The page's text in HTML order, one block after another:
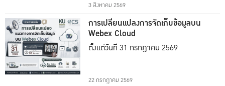
3 สิงหาคม 2569
การเปลี่ยนแปลงการจัดเก็บข้อมูลบน
Webex Cloud
ตั้งแต่วันที่ 31 กรกฎาคม 2569
22 กรกฎาคม 2569